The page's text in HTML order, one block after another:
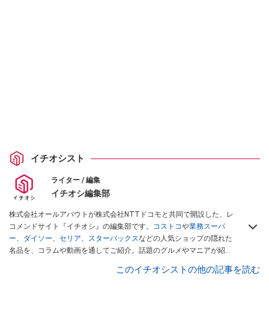
イチオシスト
ライター / 編集
イチオシ編集部
株式会社オールアバウトが株式会社NTTドコモと共同で開設した、レ
コメンドサイト『イチオシ』の編集部です。 コストコや業務スーパ
ー、 ダイソー、 セリア、 スターバックスなどの人気ショップの隠れた
名品を、コラムや動画を通してご紹介。話題のグルメやマニアが紹介
インフルエンサーが実際に使用してレビューしています。毎日トレン
このイチオシストの他の記事を読む